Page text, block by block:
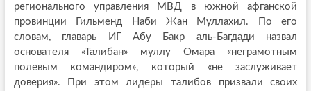
регионального управления МВД в южной афганской
провинции Гильменд Наби Жан Муллахил. По его
словам, главарь ИГ Абу Бакр аль-Багдади назвал
основателя «Талибан» муллу Омара «неграмотным
полевым командиром», который «не заслуживает
доверия». При этом лидеры талибов призвали своих